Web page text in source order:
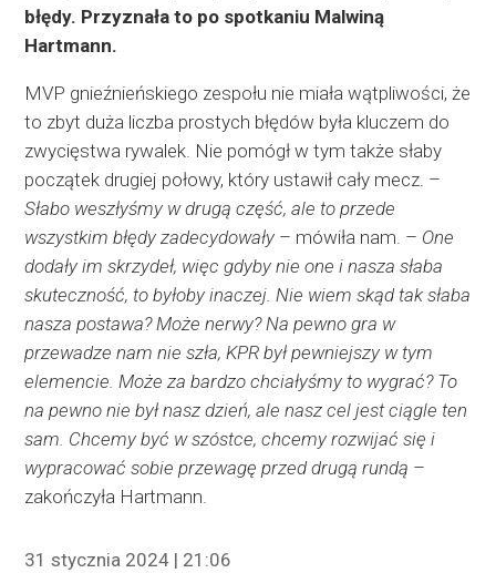
błędy. Przyznała to po spotkaniu Malwiną
Hartmann.
MVP gnieźnieńskiego zespołu nie miała wątpliwości, że
to zbyt duża liczba prostych błędów była kluczem do
zwycięstwa rywalek. Nie pomógł w tym także słaby
początek drugiej połowy, który ustawił cały mecz. –
Słabo weszłyśmy w drugą część, ale to przede
wszystkim błędy zadecydowały – mówiła nam. – One
dodały im skrzydeł, więc gdyby nie one i nasza słaba
skuteczność, to byłoby inaczej. Nie wiem skąd tak słaba
nasza postawa? Może nerwy? Na pewno gra w
przewadze nam nie szła, KPR był pewniejszy w tym
elemencie. Może za bardzo chciałyśmy to wygrać? To
na pewno nie był nasz dzień, ale nasz cel jest ciągle ten
sam. Chcemy być w szóstce, chcemy rozwijać się i
wypracować sobie przewagę przed drugą rundą –
zakończyła Hartmann.
31 stycznia 2024 | 21:06